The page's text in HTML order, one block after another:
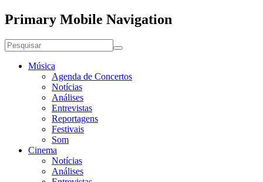
Primary Mobile Navigation
Música
Agenda de Concertos
Notícias
Análises
Entrevistas
Reportagens
Festivais
Som
Cinema
Notícias
Análises